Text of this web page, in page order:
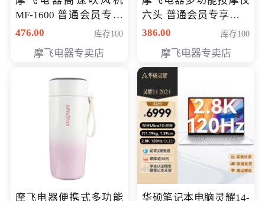
MF-1600 普通会员专享
价298元
476.00 库存100
摩飞电器专卖店
六头 普通会员专享价格
199元
386.00 库存100
摩飞电器专卖店
摩飞电器便携式多功能
华硕笔记本电脑灵耀14-